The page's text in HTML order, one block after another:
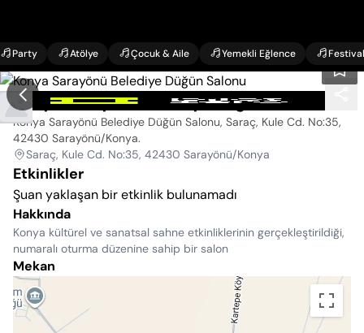
Party Atölye Çocuk & Aile Yemekli Eğlence Festival
Konya Sarayönü Belediye Düğün Salonu
Konya Sarayönü Belediye Düğün Salonu, Saraç, Kule Cd. No:35,
42430 Sarayönü/Konya.
Saraç, Kule Cd. No:35, 42430 Sarayönü/Konya
Etkinlikler
Şuan yaklaşan bir etkinlik bulunamadı
Hakkında
Konya kültürel ve sanatsal sahne etkinliklerinin gerçekleştirildiği,
numaralı oturma düzenine sahip bir salon
Mekan